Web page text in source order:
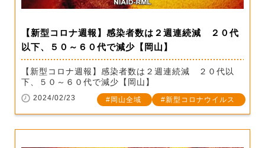
【新型コロナ週報】感染者数は２週連続減 ２０代
以下、５０～６０代で減少【岡山】
【新型コロナ週報】感染者数は２週連続減 ２０代以
下、５０～６０代で減少【岡山】
2024/02/23 岡山全域 新型コロナウイルス